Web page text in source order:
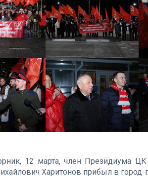
12 марта, член Президиума
Харитонов прибыл в город-